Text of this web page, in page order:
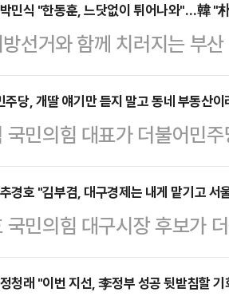
방안으로 구축해야 한다"
언스파크에서 진행된 LG
행정이 해야 할 일은 기업이
가 시민의 삶에 적용되도록
"기업의 경쟁력을 높이는
발…
민식 "한동훈, 느닷없이 튀어나와"…韓 "
선거와 함께 치러지는 부
와 무소속 한동훈 후보가 선
이어갔다.박민식 후보는 이
달 만에 선거 나온다고 툭
개인의 무슨 출세 수단이다,
정서가 생각보다 상당히 퍼
갈 거다' 이런 얘기를 했
주당, 개딸 얘기만 듣지 말고 동네 부동산
국민의힘 대표가 더불어민
'고 고함친다. 도무지 말이
페이스북에 "개딸(이재명
부동산이라도 한 번 나가
서 이같이 적었다.장 대표
고 덧붙였다.그는 같은 날
경호 "김부겸, 대구경제는 내게 맡기고 서
국민의힘 대구시장 후보가
·기소 의혹 특검법안 (공소
가 한가한 소리나 하고 있다
청래 "이번 지선, 李정부 성공 뒷받침할